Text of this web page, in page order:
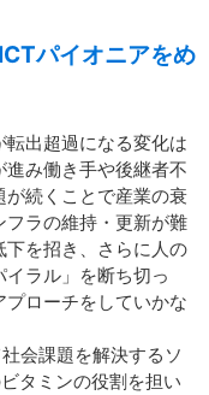
パイオニアをめ
出超過になる変化は
み働き手や後継者不
続くことで産業の衰
ラの維持・更新が難
下を招き、さらに人の
ラル」を断ち切っ
ローチをしていかな
会課題を解決するソ
タミンの役割を担い